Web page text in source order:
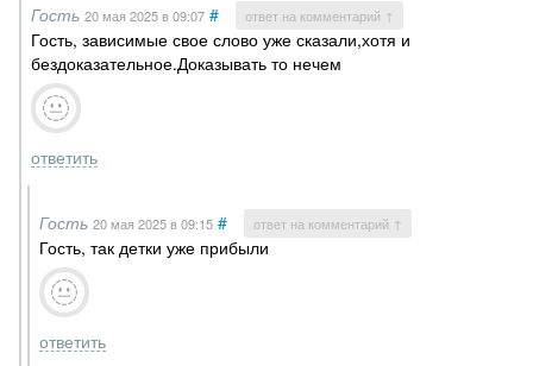
Гость 20 мая 2025в 09:07 # ответ на комментарий ↑
Гость, зависимые свое слово уже сказали,хотя и
бездоказательное.Доказывать то нечем
ответить
Гость 20 мая 2025в 09:15 # ответ на комментарий ↑
Гость, так детки уже прибыли
ответить